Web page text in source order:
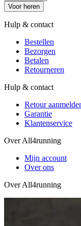
Voor heren
Hulp & contact
Bestellen
Bezorgen
Betalen
Retourneren
Hulp & contact
Retour
Garantie
Klantenservice
Over All4running
Mijn account
Over ons
Over All4running